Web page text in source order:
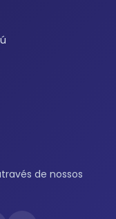
de nossos